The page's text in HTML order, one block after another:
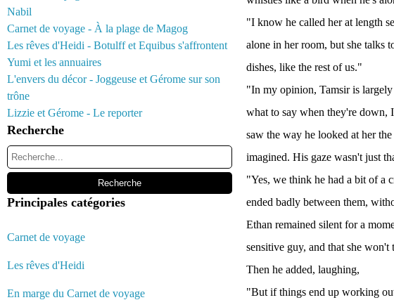
Nabil
Carnet de voyage - À la plage de Magog
Les rêves d'Heidi - Botulff et Equibus s'affrontent
Yumi et les annuaires
L'envers du décor - Joggeuse et Gérome sur son
trône
Lizzie et Gérome - Le reporter
Recherche
Principales catégories
Carnet de voyage
Les rêves d'Heidi
En marge du Carnet de voyage
"I know he called her at length
alone in her room, but she talks
dishes, like the rest of us."
"In my opinion, Tamsir is
what to say when they're down,
saw the way he looked at her
imagined. His gaze wasn't just
"Yes, we think he had a bit of a
ended badly between them,
Ethan remained silent for a
sensitive guy, and that she
Then he added, laughing,
"But if things end up working